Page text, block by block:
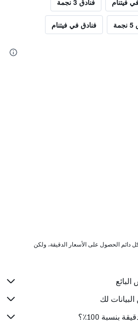
فيتنام فنادق 3 نجمة
فنادق في فيتنام
لك
بنسبة 100٪؟